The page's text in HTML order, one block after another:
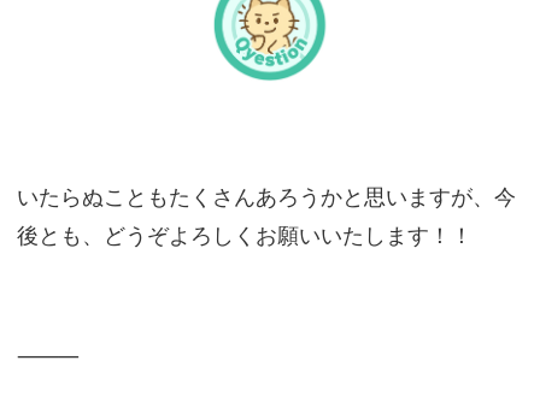
いたらぬこともたくさんあろうかと思いますが、今
後とも、どうぞよろしくお願いいたします！！
⸻